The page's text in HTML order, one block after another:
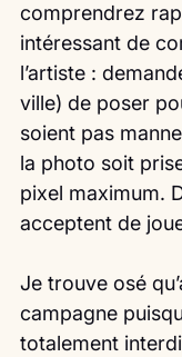
comprendrez
intéressant de
l’artiste :
ville) de poser
soient pas
la photo soit
pixel maximum.
acceptent de
Je trouve osé
campagne
totalement